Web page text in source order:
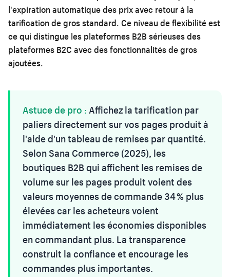
l'expiration automatique des prix avec retour à la
tarification de gros standard. Ce niveau de flexibilité est
ce qui distingue les plateformes B2B sérieuses des
plateformes B2C avec des fonctionnalités de gros
ajoutées.
Astuce de pro : Affichez la tarification par
paliers directement sur vos pages produit à
l'aide d'un tableau de remises par quantité.
Selon Sana Commerce (2025), les
boutiques B2B qui affichent les remises de
volume sur les pages produit voient des
valeurs moyennes de commande 34 % plus
élevées car les acheteurs voient
immédiatement les économies disponibles
en commandant plus. La transparence
construit la confiance et encourage les
commandes plus importantes.